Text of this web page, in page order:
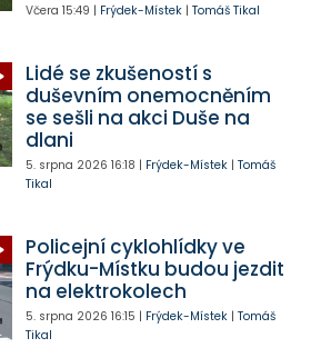
Včera 15:49 | Frýdek-Místek| Tomáš Tikal
Lidé se zkušeností s
duševním onemocněním
se sešli na akci Duše na
dlani
5. srpna 2026 16:18 | Frýdek-Místek| Tomáš
Tikal
Policejní cyklohlídky ve
Frýdku-Místku budou jezdit
na elektrokolech
5. srpna 2026 16:15 | Frýdek-Místek| Tomáš
Tikal